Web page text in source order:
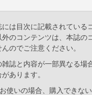
は目次に記載されている
のコンテンツは、本誌の
のでご注意ください。
誌と内容が一部異なる場
あります。
使いの場合、購入できな